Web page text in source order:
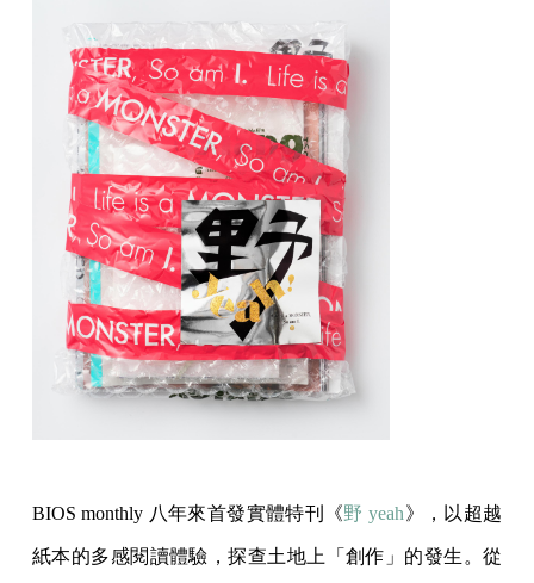
BIOS monthly 八年來首發實體特刊《野 yeah》，以超越
紙本的多感閱讀體驗，探查土地上「創作」的發生。從